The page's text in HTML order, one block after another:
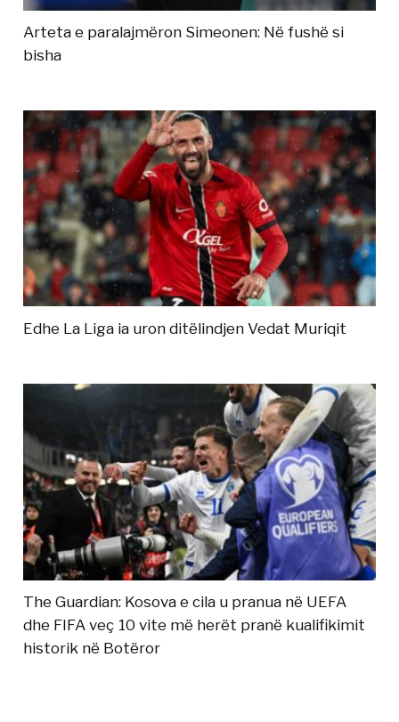
Arteta e paralajmëron Simeonen: Në fushë si
bisha
Edhe La Liga ia uron ditëlindjen Vedat Muriqit
The Guardian: Kosova e cila u pranua në UEFA
dhe FIFA veç 10 vite më herët pranë kualifikimit
historik në Botëror